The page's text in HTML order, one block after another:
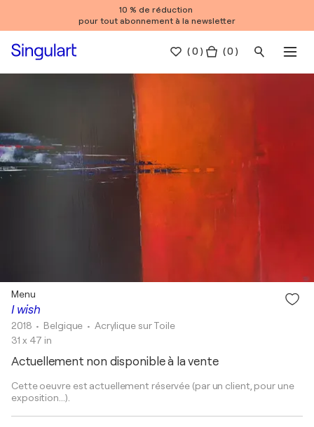
10 % de réduction
pour tout abonnement à la newsletter
(0 ) ( 0 )
I wish
Menu
2018 • Belgique • Acrylique sur Toile
31 x 47 in
Actuellement non disponible à la vente
Cette oeuvre est actuellement réservée (par un client, pour une
exposition...).